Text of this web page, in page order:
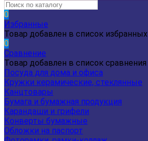
0
Избранные
Товар добавлен в список избранных
0
Сравнение
Товар добавлен в список сравнения
Посуда для дома и офиса
Кружки керамические, стеклянные
Канцтовары
Бумага и бумажная продукция
Карандаши и грифели
Конверты бумажные
Обложки на паспорт